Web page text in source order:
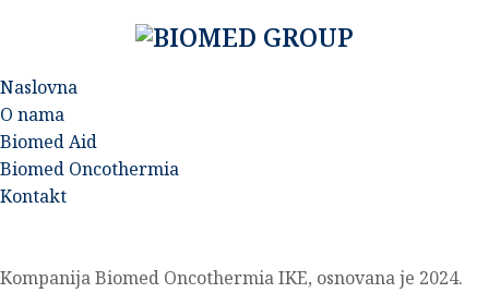
Naslovna
O nama
Biomed Aid
Biomed Oncothermia
Kontakt
Kompanija Biomed Oncothermia IKE, osnovana je 2024.